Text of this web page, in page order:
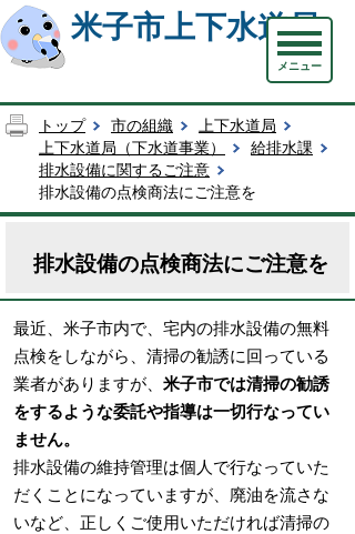
米子市上下水道局
メニュー
トップ 市の組織
上下水道局
上下水道局（下水道事業）
給排水課
排水設備に関するご注意
排水設備の点検商法にご注意を
排水設備の点検商法にご注意を
最近、米子市内で、宅内の排水設備の無料
点検をしながら、清掃の勧誘に回っている
業者がありますが、 米子市では清掃の勧誘
をするような委託や指導は一切行なってい
ません。
排水設備の維持管理は個人で行なっていた
だくことになっていますが、廃油を流さな
いなど、正しくご使用いただければ清掃の